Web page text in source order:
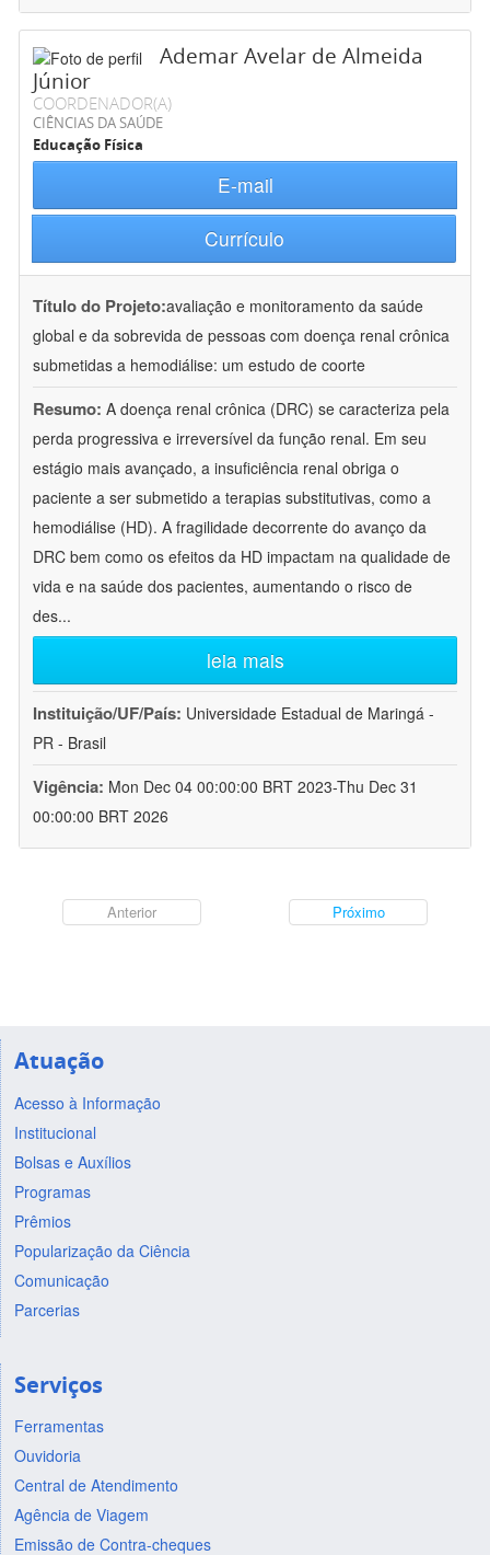
Ademar Avelar de Almeida
Júnior
COORDENADOR(A)
CIÊNCIAS DA SAÚDE
Educação Física
E-mail
Currículo
Título do Projeto:avaliação e monitoramento da saúde
global e da sobrevida de pessoas com doença renal crônica
submetidas a hemodiálise: um estudo de coorte
Resumo: A doença renal crônica (DRC) se caracteriza pela
perda progressiva e irreversível da função renal. Em seu
estágio mais avançado, a insuficiência renal obriga o
paciente a ser submetido a terapias substitutivas, como a
hemodiálise (HD). A fragilidade decorrente do avanço da
DRC bem como os efeitos da HD impactam na qualidade de
vida e na saúde dos pacientes, aumentando o risco de
des...
leia mais
Instituição/UF/País: Universidade Estadual de Maringá -
PR - Brasil
Vigência: Mon Dec 04 00:00:00 BRT 2023-Thu Dec 31
00:00:00 BRT 2026
Anterior Próximo
Atuação
Acesso à Informação
Institucional
Bolsas e Auxílios
Programas
Prêmios
Popularização da Ciência
Comunicação
Parcerias
Serviços
Ferramentas
Ouvidoria
Central de Atendimento
Agência de Viagem
Emissão de Contra-cheques